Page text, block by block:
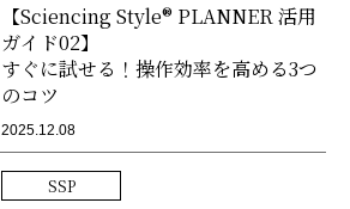
【Sciencing Style® PLANNER 活用
ガイド02】
すぐに試せる！操作効率を高める3つ
のコツ
2025.12.08
SSP